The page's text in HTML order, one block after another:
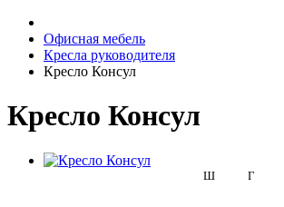
Офисная мебель
Кресла руководителя
Кресло Консул
Кресло Консул
Ш Г